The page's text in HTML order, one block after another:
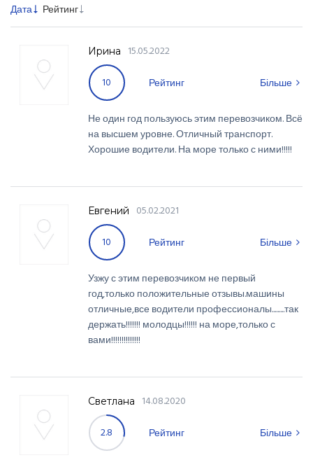
Дата Рейтинг
15.05.2022
Ирина
Не один год пользуюсь этим перевозчиком. Всё
на высшем уровне. Отличный транспорт.
Хорошие водители. На море только с ними!!!!!
Рейтинг
10 Більше
05.02.2021
Евгений
Узжу с этим перевозчиком не первый
год,только положительные отзывы.машины
отличные,все водители профессионалы.........так
держать!!!!!!! молодцы!!!!!! на море,только с
вами!!!!!!!!!!!!!!
Рейтинг
10 Більше
14.08.2020
Светлана
Рейтинг
2.8 Більше